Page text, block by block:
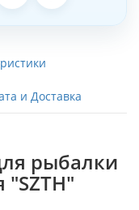
и Доставка
рыбалки